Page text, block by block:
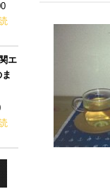
エ